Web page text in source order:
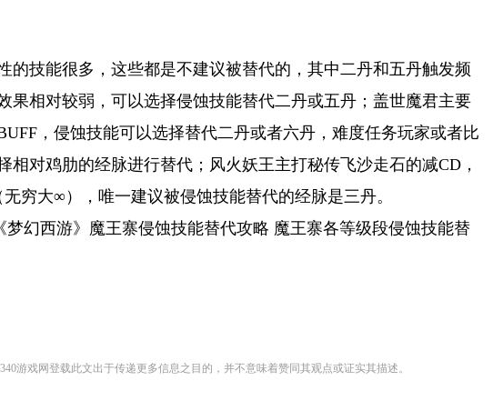
的技能很多，这些都是不建议被替代的，其中二丹和五丹触发频
果相对较弱，可以选择侵蚀技能替代二丹或五丹；盖世魔君主要
，侵蚀技能可以选择替代二丹或者六丹，难度任务玩家或者比
相对鸡肋的经脉进行替代；风火妖王主打秘传飞沙走石的减CD，
穷大∞），唯一建议被侵蚀技能替代的经脉是三丹。
梦幻西游》魔王寨侵蚀技能替代攻略 魔王寨各等级段侵蚀技能替
游戏网登载此文出于传递更多信息之目的，并不意味着赞同其观点或证实其描述。